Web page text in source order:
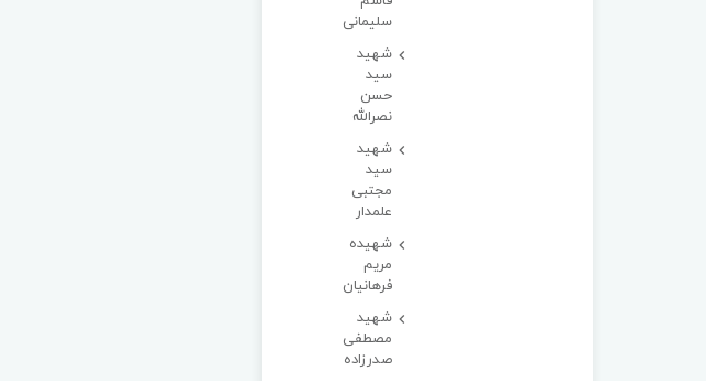
سلیمانی
شهید
سید
حسن
نصرالله
شهید
سید
مجتبی
علمدار
شهیده
مریم
فرهانیان
شهید
مصطفی
صدرزاده